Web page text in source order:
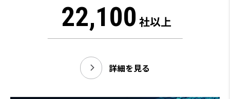
22,100 社以上
詳細を見る